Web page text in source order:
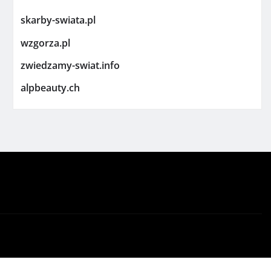
skarby-swiata.pl
wzgorza.pl
zwiedzamy-swiat.info
alpbeauty.ch